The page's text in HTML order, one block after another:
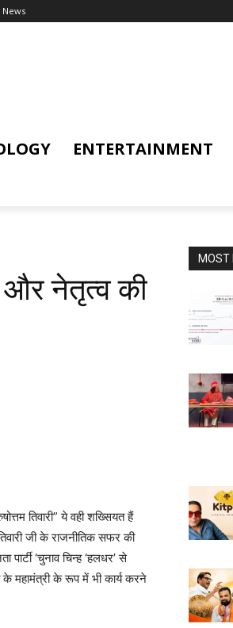
News
ENTERTAINMENT
और नेतृत्व की
तिवारी” ये वही शख्सियत हैं
जी के राजनीतिक सफर की
‘चुनाव चिन्ह ‘हलधर’ से
के महामंत्री के रूप में भी कार्य करने
MOST